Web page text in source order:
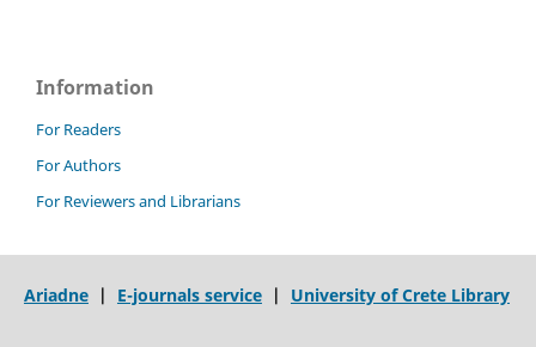
Information
For Readers
For Authors
For Reviewers and Librarians
Ariadne| E-journals service| University of Crete Library